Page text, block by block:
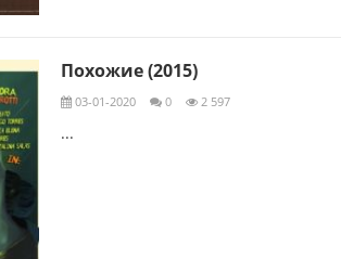
Похожие (2015)
03-01-2020 0 2 597
...